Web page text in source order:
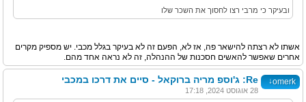
ובעיקר כי מרבי רצו לחסוך את השכר שלו
אשתו לא רצתה להישאר פה, אז לא, הפעם זה לא בעיקר בגלל מכבי. יש מספיק מקרים
אחרים שאפשר להאשים חסכנות של ההנהלה, זה לא נראה אחד מהם.
omerk
↓ Re: ג'וספ מריה ברוקאל - סיים את דרכו במכבי
28 אוגוסט 2024, 17:18